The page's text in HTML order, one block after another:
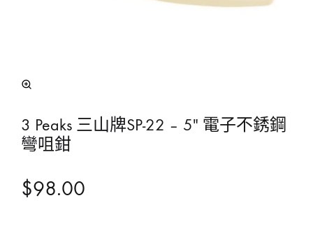
3 Peaks 三山牌SP-22 – 5″ 電子不銹鋼
彎咀鉗
$98.00